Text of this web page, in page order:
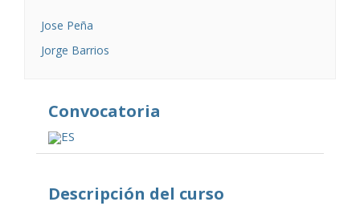
Jose Peña
Jorge Barrios
Convocatoria
ES
Descripción del curso